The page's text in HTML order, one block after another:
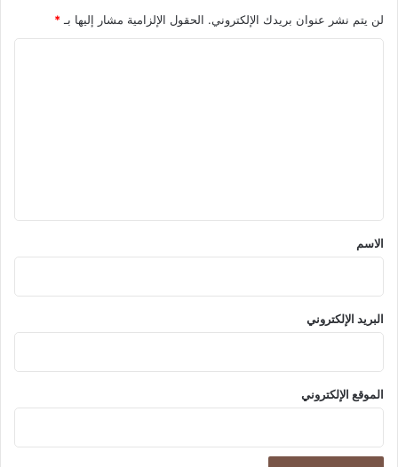
لن يتم نشر عنوان بريدك الإلكتروني. الحقول الإلزامية مشار إليها بـ *
*
الاسم
البريد الإلكتروني
الموقع الإلكتروني